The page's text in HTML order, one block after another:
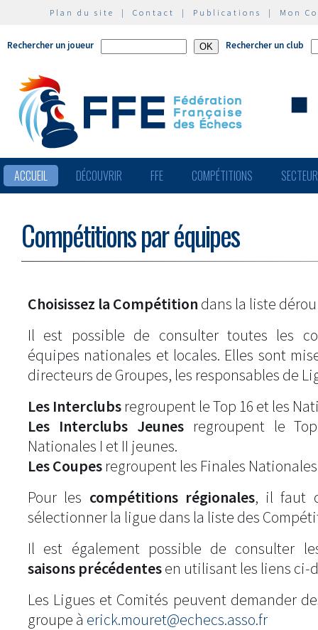
Plan du site | Contact | Publications | Mon
Rechercher un joueur Rechercher un club
ACCUEIL DÉCOUVRIR FFE COMPÉTITIONS
Compétitions par équipes
Choisissez la Compétition dans la liste
Il est possible de consulter toutes les
équipes nationales et locales. Elles sont
directeurs de Groupes, les responsables de
Les Interclubs regroupent le Top 16 et les
Les Interclubs Jeunesregroupent le
Nationales I et II jeunes.
Les Coupes regroupent les Finales
Pour les compétitions régionales, il faut
sélectionner la ligue dans la liste des
Il est également possible de consulter
saisons précédentesen utilisant les liens ci-
Les Ligues et Comités peuvent demander
groupe à erick.mouret@echecs.asso.fr